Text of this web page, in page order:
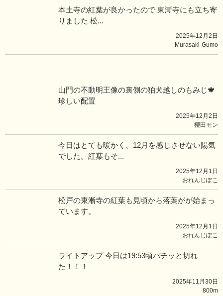
本土寺の紅葉が良かったので 東漸寺にも立ち寄
りました 松...
2025年12月2日
Murasaki-Gumo
山門の不動明王像の裏側の狛犬越しのもみじ🍁
珍しい配置
2025年12月2日
櫻田モン
今日はとても暖かく、12月を感じさせない陽気
でした。紅葉もそ...
2025年12月1日
おれんじぽこ
松戸の東漸寺の紅葉も見頃から落葉がが始まっ
ています。
2025年12月1日
おれんじぽこ
ライトアップ 今日は19:53頃バチッと切れ
た！！！
2025年11月30日
800m